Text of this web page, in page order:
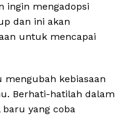
ingin mengadopsi
dan ini akan
untuk mencapai
kebiasaan
Berhati-hatilah dalam
yang coba